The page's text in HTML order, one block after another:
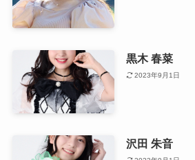
黒木 春菜
2023年9月1日
沢田 朱音